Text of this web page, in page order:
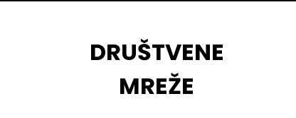
DRUŠTVENE
MREŽE